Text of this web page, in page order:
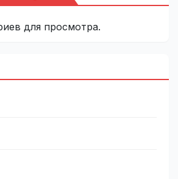
для просмотра.